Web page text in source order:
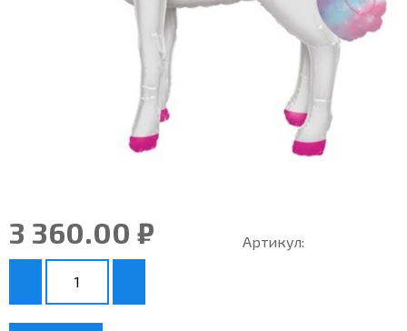
3 360.00 ₽ Артикул: